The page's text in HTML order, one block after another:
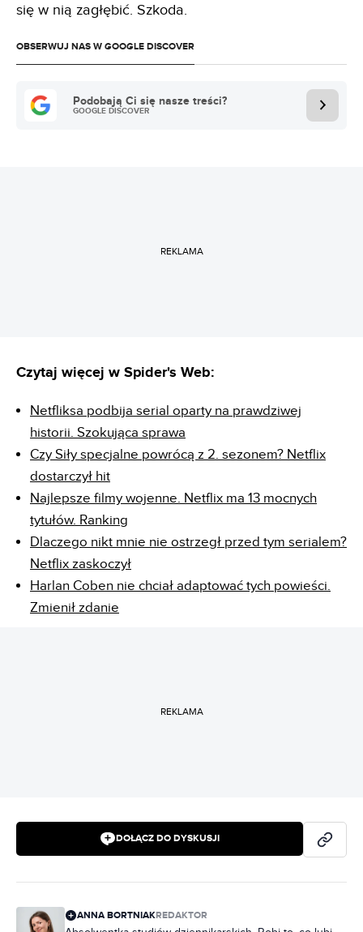
się w nią zagłębić. Szkoda.
OBSERWUJ NAS W GOOGLE DISCOVER
Podobają Ci się nasze treści?
GOOGLE DISCOVER
REKLAMA
Czytaj więcej w Spider's Web:
Netfliksa podbija serial oparty na prawdziwej
historii. Szokująca sprawa
Czy Siły specjalne powrócą z 2. sezonem? Netflix
dostarczył hit
Najlepsze filmy wojenne. Netflix ma 13 mocnych
tytułów. Ranking
Dlaczego nikt mnie nie ostrzegł przed tym serialem?
Netflix zaskoczył
Harlan Coben nie chciał adaptować tych powieści.
Zmienił zdanie
REKLAMA
DOŁĄCZ DO DYSKUSJI
ANNA BORTNIAKREDAKTOR